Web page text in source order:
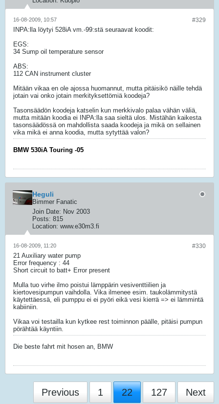
#329
16-08-2009, 10:57
INPA:lla löytyi 528iA vm.-99:stä seuraavat koodit:
EGS:
34 Sump oil temperature sensor
ABS:
112 CAN instrument cluster
Mitään vikaa en ole ajossa huomannut, mutta pitäisikö näille tehdä
jotain vai onko jotain merkityksettömiä koodeja?
Tasonsäädön koodeja katselin kun merkkivalo palaa vähän väliä,
mutta mitään koodia ei INPA:lla saa sieltä ulos. Mistähän kaikesta
tasonsäädössä on mahdollista saada koodeja ja mikä on sellainen
vika mikä ei anna koodia, mutta sytyttää valon?
BMW 530iA Touring -05
Heguli
Bimmer Fanatic
Join Date: Nov 2003
Posts: 815
Location: www.e30m3.fi
#330
16-08-2009, 11:20
21 Auxiliary water pump
Error frequency : 44
Short circuit to batt+ Error present
Mulla tuo virhe ilmo poistui lämppärin vesiventtiilien ja
kiertovesipumpun vaihdolla. Vika ilmenee esim. taukolämmitystä
käytettäessä, eli pumppu ei ei pyöri eikä vesi kierrä => ei lämmintä
kabiiniin.
Vikaa voi testailla kun kytkee rest toiminnon päälle, pitäisi pumpun
pörähtää käyntiin.
Die beste fahrt mit hosen an, BMW
Previous 1 22 127 Next